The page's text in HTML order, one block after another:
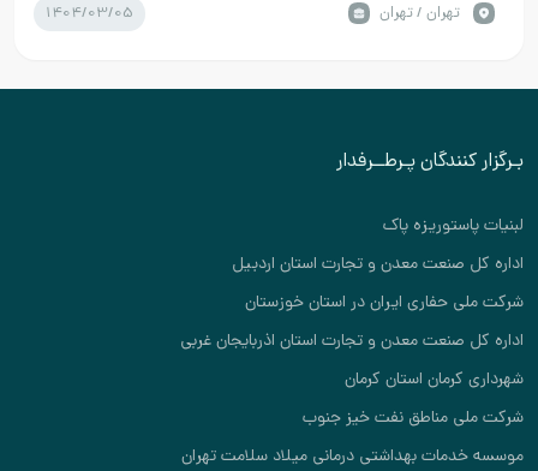
تهران / تهران
1404/03/05
بـرگزار کنندگان پـرطــرفدار
لبنیات پاستوریزه پاک
اداره کل صنعت معدن و تجارت استان اردبیل
شرکت ملی حفاری ایران در استان خوزستان
اداره کل صنعت معدن و تجارت استان اذربایجان غربی
شهرداری کرمان استان کرمان
شرکت ملی مناطق نفت خیز جنوب
موسسه خدمات بهداشتی درمانی میلاد سلامت تهران